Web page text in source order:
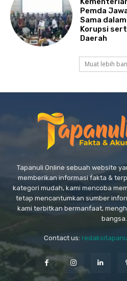
Pemda
Sama
Korupsi
Daerah
Muat lebih
Tapanuli Online sebuah website
memberikan informasi fakta &
kategori mudah, kami mencoba
tetap mencantumkan sumber
kami terbitkan bermanfaat,
bangsa.
Contact us: